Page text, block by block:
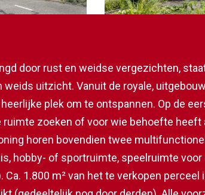
door rust en weidse vergezichten,
uitzicht. Vanuit de royale,
plek om te ontspannen. Op de
ruimte zoeken of voor wie behoefte heeft
horen bovendien twee
hobby- of sportruimte, speelruimte
1.800 m² van het te verkopen